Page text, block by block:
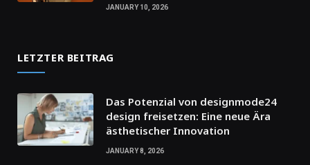
JANUARY 10, 2026
LETZTER BEITRAG
Das Potenzial von designmode24
design freisetzen: Eine neue Ära
ästhetischer Innovation
JANUARY 8, 2026